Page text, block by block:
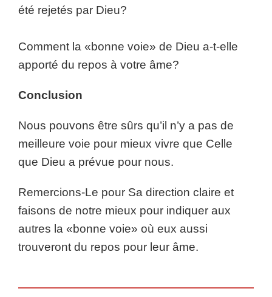
été rejetés par Dieu?
Comment la «bonne voie» de Dieu a-t-elle
apporté du repos à votre âme?
Conclusion
Nous pouvons être sûrs qu’il n’y a pas de
meilleure voie pour mieux vivre que Celle
que Dieu a prévue pour nous.
Remercions-Le pour Sa direction claire et
faisons de notre mieux pour indiquer aux
autres la «bonne voie» où eux aussi
trouveront du repos pour leur âme.